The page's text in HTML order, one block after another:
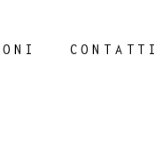
CONTATTI